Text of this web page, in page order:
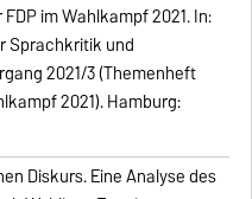
im Wahlkampf 2021. In:
Sprachkritik und
2021/3 (Themenheft
2021). Hamburg:
Diskurs. Eine Analyse des